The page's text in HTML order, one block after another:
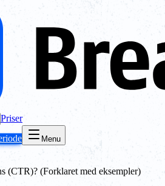
Priser
Menu
(CTR)? (Forklaret med eksempler)